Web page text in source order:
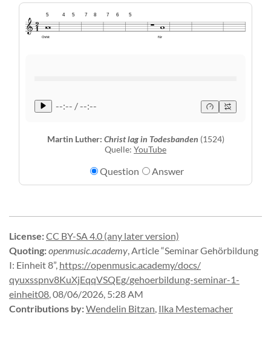
Christ
5 4 5 7 8 7 6 5
für
--:-- / --:--
Martin Luther: Christ lag in Todesbanden (1524)
Quelle: YouTube
Question Answer
License:CC BY-SA 4.0 (any later version)
Quoting:openmusic.academy,Article “Seminar Gehörbildung
I: Einheit 8”, https://openmusic.academy/docs/
qyuxsspnv8KuXjEqqVSQEg/gehoerbildung-seminar-1-
einheit08,08/06/2026, 5:28 AM
Contributions by:Wendelin Bitzan, Ilka Mestemacher